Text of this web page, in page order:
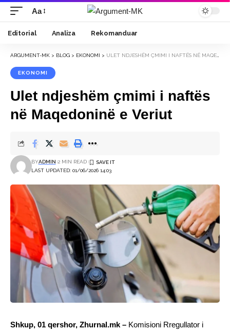
Font
Resizer
Aa
Editorial Analiza Rekomanduar
ARGUMENT-MK > BLOG > EKONOMI > ULET NDJESHËM ÇMIMI I NAFTËS NË MAQEDONINË E VERIUT
EKONOMI
Ulet ndjeshëm çmimi i naftës
në Maqedoninë e Veriut
LAST UPDATED: 01/06/2026 14:03
BYADMIN 2 MIN READ
Shkup, 01 qershor, Zhurnal.mk – Komisioni Rregullator i